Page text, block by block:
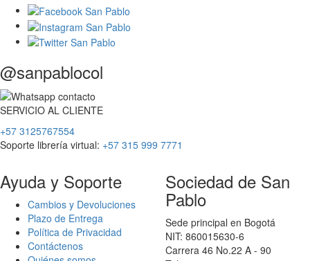
@sanpablocol
SERVICIO AL CLIENTE
+57 3125767554
Soporte librería virtual: +57 315 999 7771
Ayuda y Soporte
Cambios y Devoluciones
Plazo de Entrega
Política de Privacidad
Contáctenos
Sociedad de San
Pablo
Sede principal en Bogotá
NIT: 860015630-6
Carrera 46 No.22 A - 90